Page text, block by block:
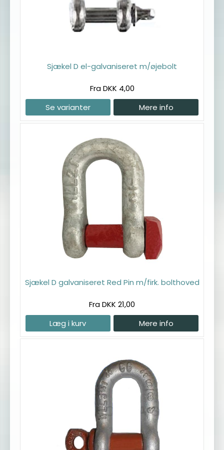
Sjækel D el-galvaniseret m/øjebolt
Fra DKK 4,00
Se varianter
Mere info
Sjækel D galvaniseret Red Pin m/firk. bolthoved
Fra DKK 21,00
Læg i kurv
Mere info